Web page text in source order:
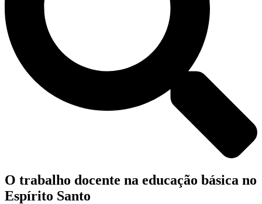
O trabalho docente na educação básica no
Espírito Santo